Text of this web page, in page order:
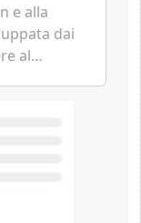
e alla
dai
al